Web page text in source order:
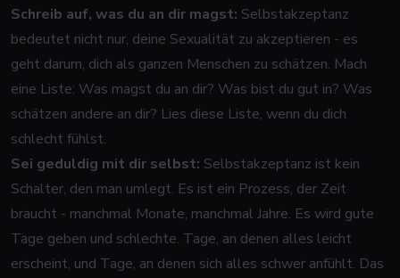
Schreib auf, was du an dir magst: Selbstakzeptanz
bedeutet nicht nur, deine Sexualität zu akzeptieren - es
geht darum, dich als ganzen Menschen zu schätzen. Mach
eine Liste: Was magst du an dir? Was bist du gut in? Was
schätzen andere an dir? Lies diese Liste, wenn du dich
schlecht fühlst.
Sei geduldig mit dir selbst: Selbstakzeptanz ist kein
Schalter, den man umlegt. Es ist ein Prozess, der Zeit
braucht - manchmal Monate, manchmal Jahre. Es wird gute
Tage geben und schlechte. Tage, an denen alles leicht
erscheint, und Tage, an denen sich alles schwer anfühlt. Das